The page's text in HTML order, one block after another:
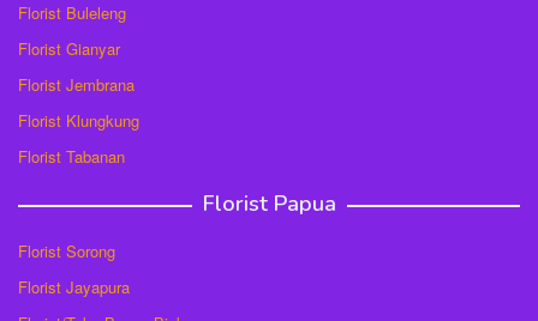
Florist Buleleng
Florist Gianyar
Florist Jembrana
Florist Klungkung
Florist Tabanan
Florist Papua
Florist Sorong
Florist Jayapura